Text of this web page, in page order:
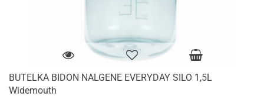
BUTELKA BIDON NALGENE EVERYDAY SILO 1,5L
Widemouth